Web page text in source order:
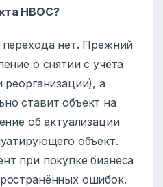
НВОС?
нет. Прежний
о снятии с учёта
реорганизации), а
ставит объект на
об актуализации
объект.
при покупке бизнеса
ошибок.